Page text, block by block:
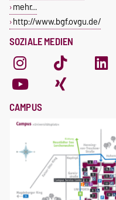
SOZIALE MEDIEN
mehr…
http://www.bgf.ovgu.de/
CAMPUS